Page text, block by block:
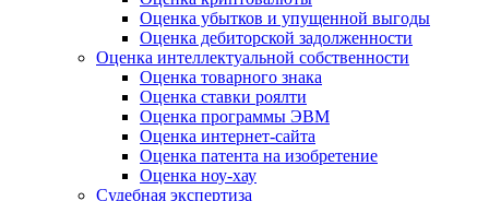
Оценка убытков и упущенной выгоды
Оценка дебиторской задолженности
Оценка интеллектуальной собственности
Оценка товарного знака
Оценка ставки роялти
Оценка программы ЭВМ
Оценка интернет-сайта
Оценка патента на изобретение
Оценка ноу-хау
Судебная экспертиза